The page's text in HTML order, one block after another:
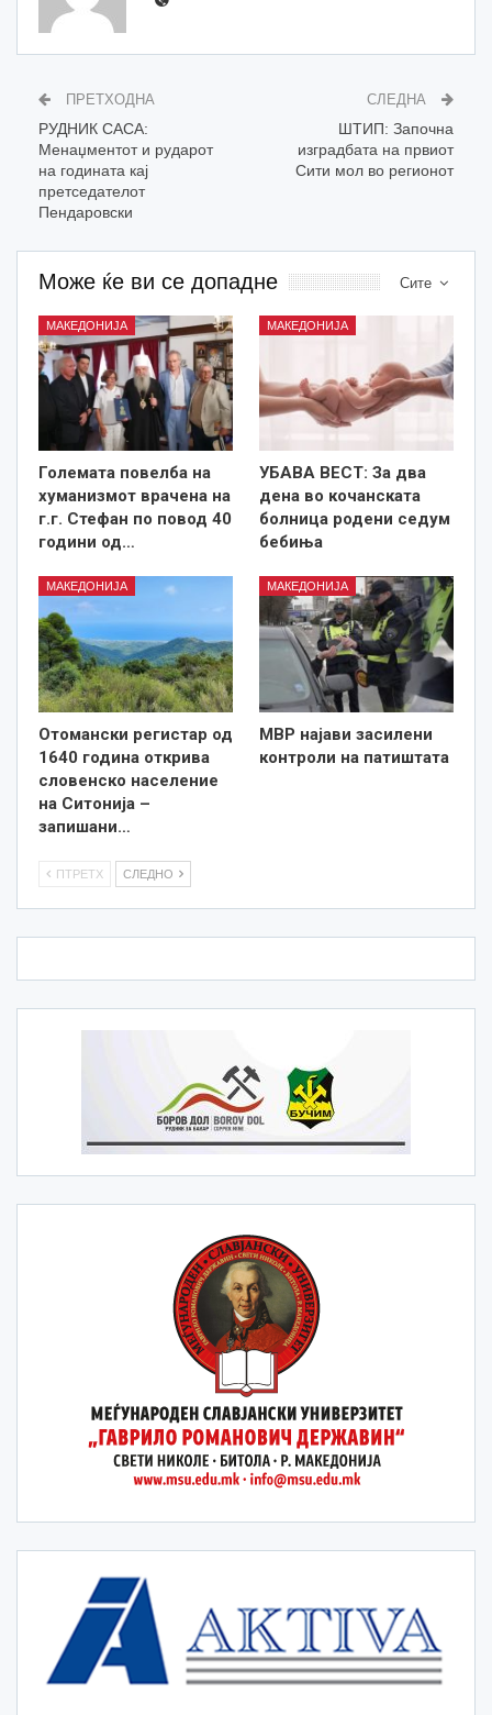
ПРЕТХОДНА
РУДНИК САСА:
Менаџментот и рударот
на годината кај
претседателот
Пендаровски
СЛЕДНА
ШТИП: Започна
изградбата на првиот
Сити мол во регионот
Сите
Може ќе ви се допадне
МАКЕДОНИЈА
Големата повелба на
хуманизмот врачена на
г.г. Стефан по повод 40
години од…
МАКЕДОНИЈА
УБАВА ВЕСТ: За два
дена во кочанската
болница родени седум
бебиња
МАКЕДОНИЈА
Отомански регистар од
1640 година открива
словенско население
на Ситонија –
запишани…
МАКЕДОНИЈА
МВР најави засилени
контроли на патиштата
ПТРЕТХ СЛЕДНО